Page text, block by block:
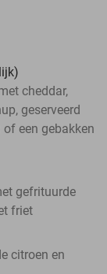
cheddar,
geserveerd
een gebakken
gefrituurde
friet
citroen en